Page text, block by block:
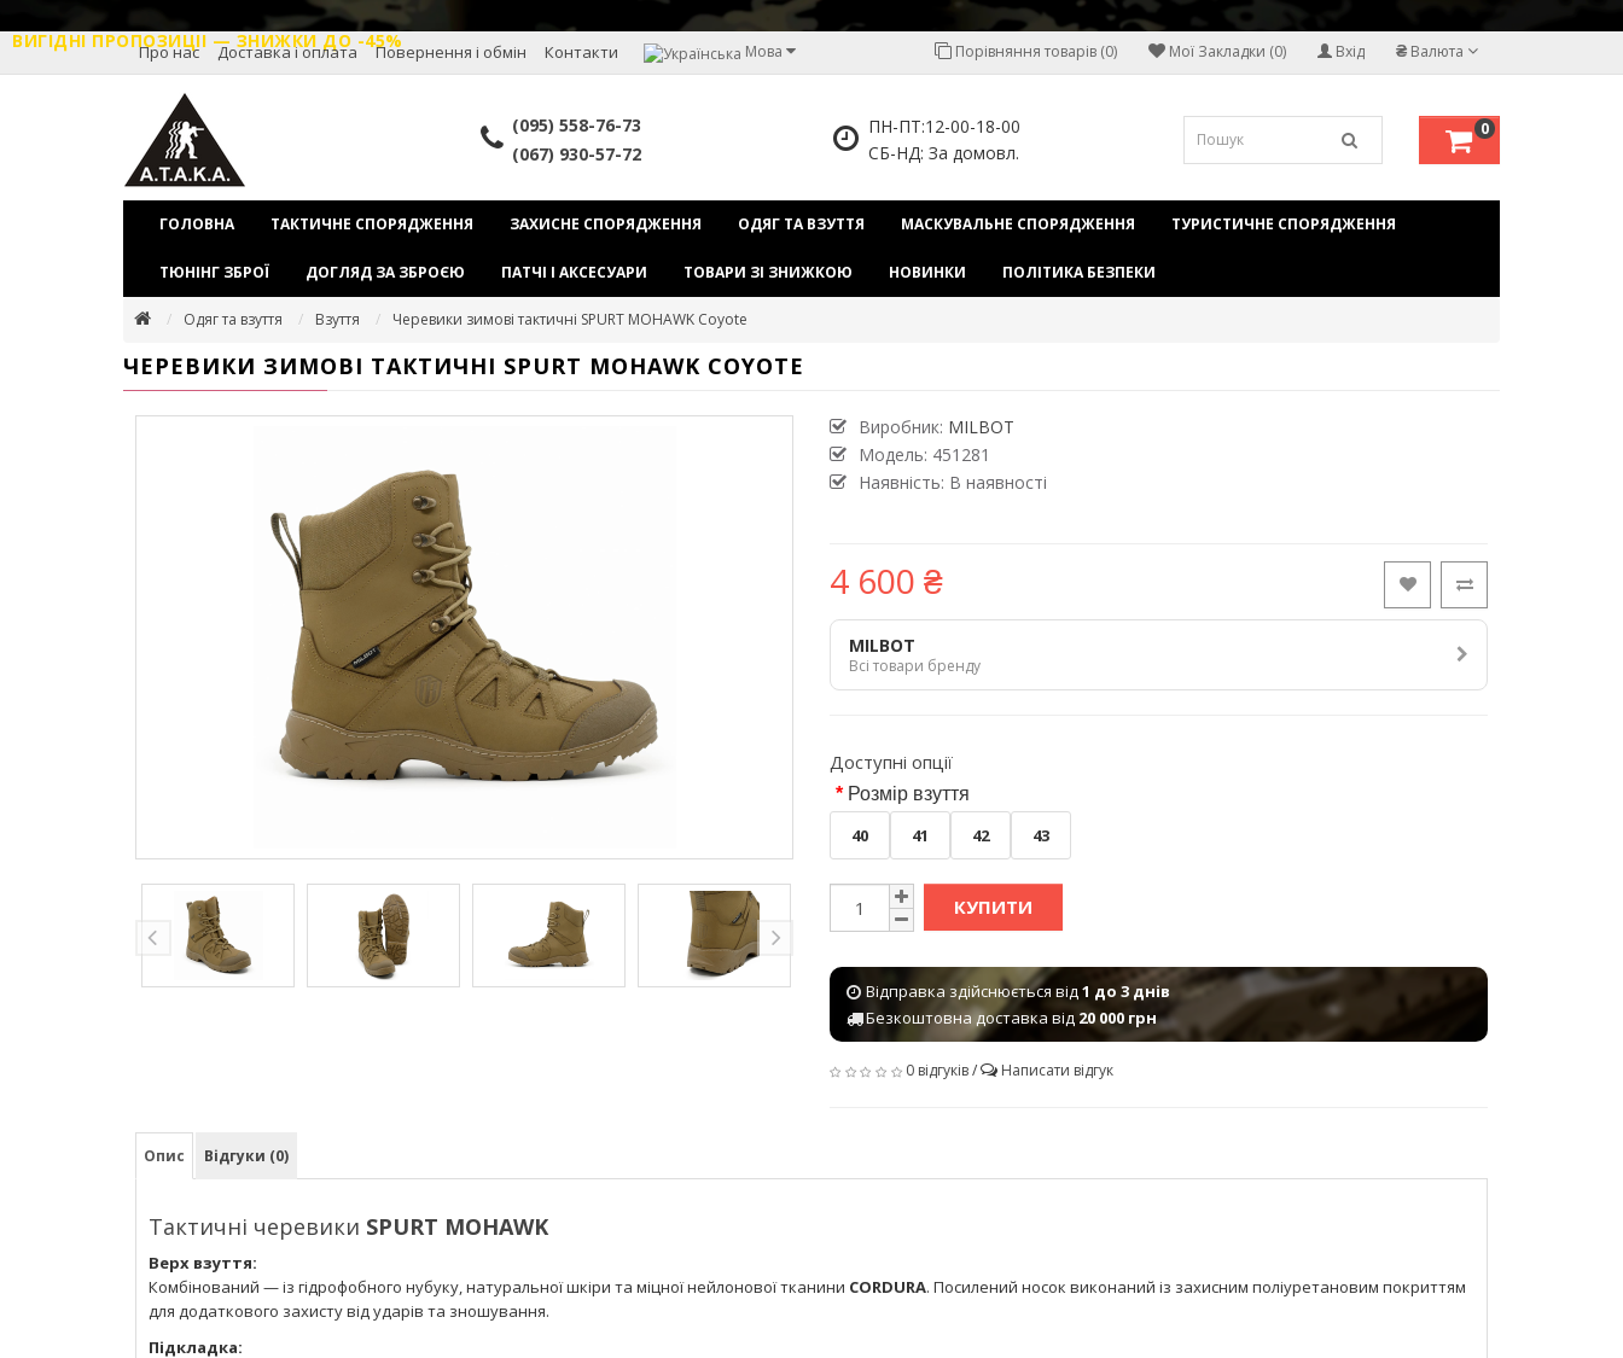
ВИГІДНІ ПРОПОЗИЦІІ — ЗНИЖКИ ДО -45%
Про нас Доставка і оплата Повернення і обмін Контакти ₴ Валюта
Мова Вхід
Мої Закладки (0)
Порівняння товарів (0)
(095) 558-76-73
(067) 930-57-72
ПН-ПТ:12-00-18-00
СБ-НД: За домовл.
0
ГОЛОВНА ТАКТИЧНЕ СПОРЯДЖЕННЯ ЗАХИСНЕ СПОРЯДЖЕННЯ ОДЯГ ТА ВЗУТТЯ МАСКУВАЛЬНЕ СПОРЯДЖЕННЯ ТУРИСТИЧНЕ СПОРЯДЖЕННЯ
ТЮНІНГ ЗБРОЇ ДОГЛЯД ЗА ЗБРОЄЮ ПАТЧІ І АКСЕСУАРИ ТОВАРИ ЗІ ЗНИЖКОЮ НОВИНКИ ПОЛІТИКА БЕЗПЕКИ
Одяг та взуття Взуття Черевики зимові тактичні SPURT MOHAWK Coyote
ЧЕРЕВИКИ ЗИМОВІ ТАКТИЧНІ SPURT MOHAWK COYOTE
Виробник: MILBOT
Модель: 451281
Наявність: В наявності
4 600 ₴
MILBOT
Всі товари бренду
Доступні опції
Розмір взуття
40 41 42 43
КУПИТИ
Відправка здійснюється від1 до 3 днів
Безкоштовна доставка від 20 000 грн
0 відгуків/ Написати відгук
Опис Відгуки (0)
Тактичні черевики SPURT MOHAWK
Верх взуття:
Комбінований — із гідрофобного нубуку, натуральної шкіри та міцної нейлонової тканини CORDURA. Посилений носок виконаний із захисним поліуретановим покриттям
для додаткового захисту від ударів та зношування.
Підкладка: